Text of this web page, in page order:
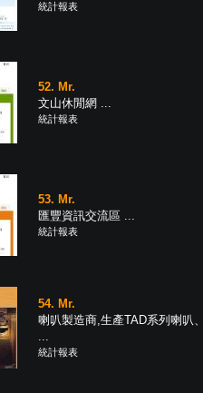
統計報表
52. Mr.
文山休閒網 ...
統計報表
53. Mr.
匯豐資訊交流區 ...
統計報表
54. Mr.
喇叭製造商,生產TAD系列喇叭
...
統計報表